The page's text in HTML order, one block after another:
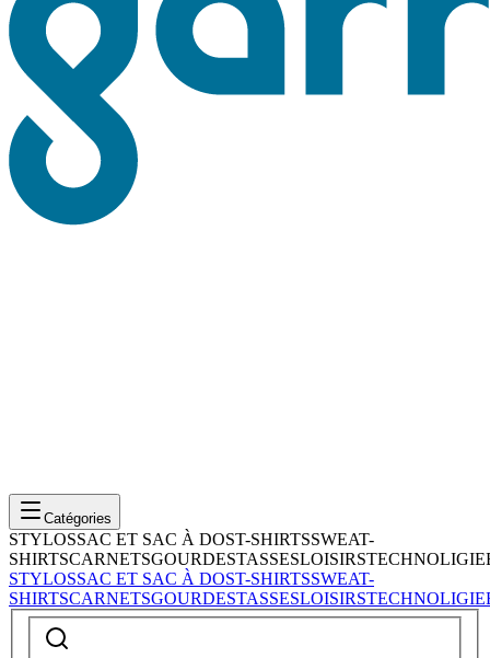
Catégories
STYLOSSAC ET SAC À DOST-SHIRTSSWEAT-
SHIRTSCARNETSGOURDESTASSESLOISIRSTECHNOLIGIE
STYLOSSAC ET SAC À DOST-SHIRTSSWEAT-
SHIRTSCARNETSGOURDESTASSESLOISIRSTECHNOLIGIE